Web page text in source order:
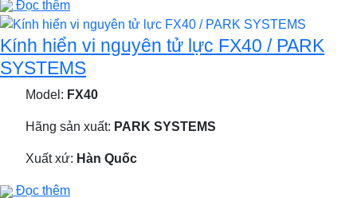
Đọc thêm
Kính hiển vi nguyên tử lực FX40 / PARK
SYSTEMS
Model: FX40
Hãng sản xuất: PARK SYSTEMS
Xuất xứ: Hàn Quốc
Đọc thêm